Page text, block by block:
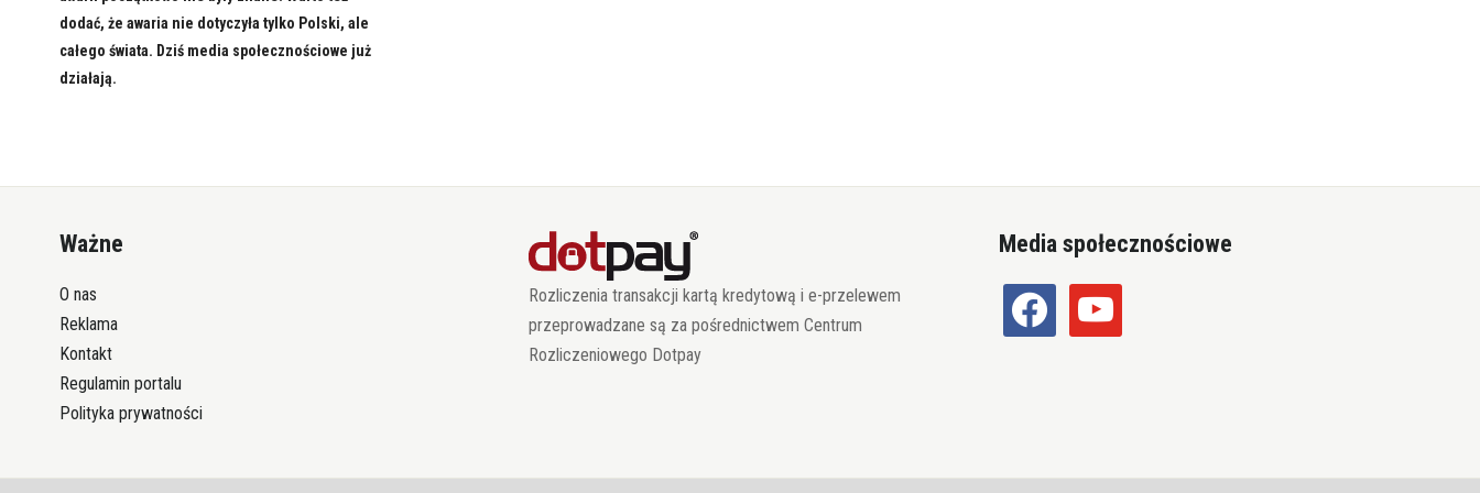
dodać, że awaria nie dotyczyła tylko Polski, ale
całego świata. Dziś media społecznościowe już
działają.
Ważne
O nas
Reklama
Kontakt
Regulamin portalu
Polityka prywatności
Rozliczenia transakcji kartą kredytową i e-przelewem
przeprowadzane są za pośrednictwem Centrum
Rozliczeniowego Dotpay
Media społecznościowe
facebook youtube